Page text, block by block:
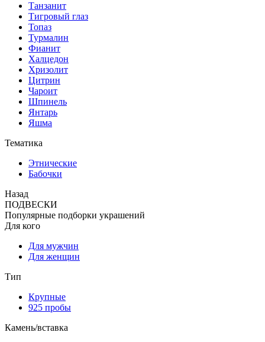
Танзанит
Тигровый глаз
Топаз
Турмалин
Фианит
Халцедон
Хризолит
Цитрин
Чароит
Шпинель
Янтарь
Яшма
Тематика
Этнические
Бабочки
Назад
ПОДВЕСКИ
Популярные подборки украшений
Для кого
Для мужчин
Для женщин
Тип
Крупные
925 пробы
Камень/вставка